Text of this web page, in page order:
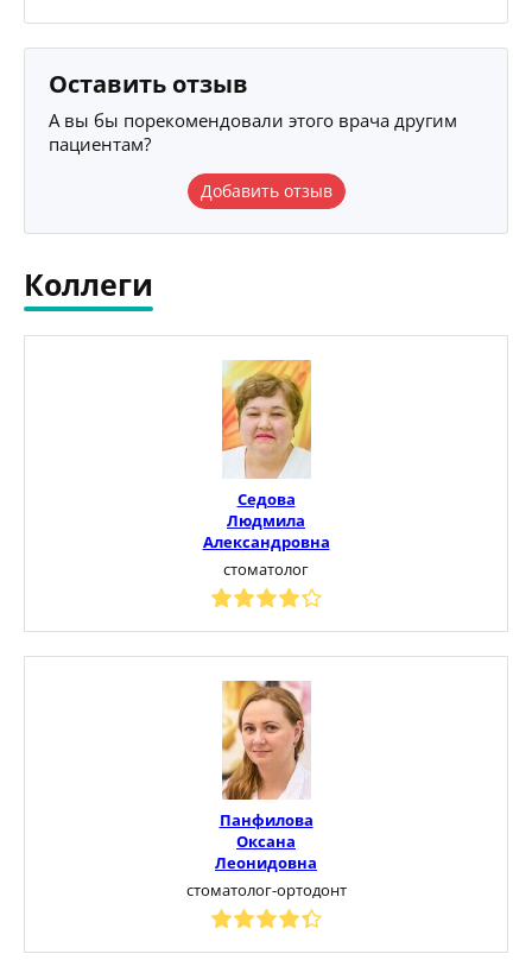
Оставить отзыв
А вы бы порекомендовали этого врача другим
пациентам?
Добавить отзыв
Коллеги
Седова
Людмила
Александровна
стоматолог
Панфилова
Оксана
Леонидовна
стоматолог-ортодонт